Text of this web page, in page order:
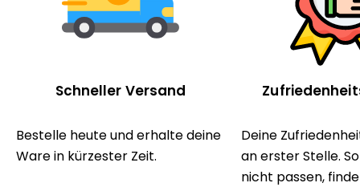
Schneller Versand
Bestelle heute und erhalte deine
Ware in kürzester Zeit.
Deine
an erster Stelle.
nicht passen,